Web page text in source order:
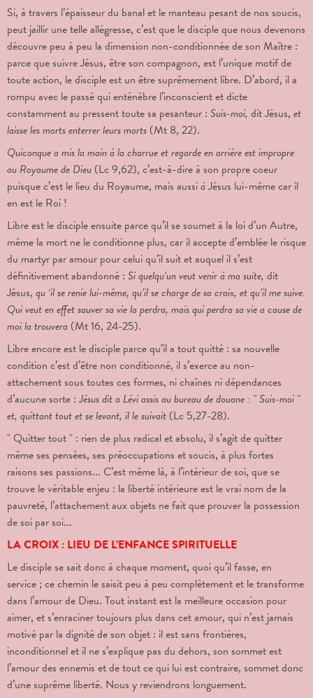
Si, à travers l’épaisseur du banal et le manteau pesant de nos soucis,
peut jaillir une telle allégresse, c’est que le disciple que nous devenons
découvre peu à peu la dimension non-conditionnée de son Maître :
parce que suivre Jésus, être son compagnon, est l’unique motif de
toute action, le disciple est un être suprêmement libre. D’abord, il a
rompu avec le passé qui enténèbre l’inconscient et dicte
constamment au pressent toute sa pesanteur : Suis-moi, dit Jésus, et
laisse les morts enterrer leurs morts (Mt 8, 22).
Quiconque a mis la main à la charrue et regarde en arrière est impropre
au Royaume de Dieu (Lc9,62), c’est-à-dire à son propre coeur
puisque c’est le lieu du Royaume, mais aussiàJésus lui-même car il
en est le Roi !
Libre est le disciple ensuite parce qu’il se soumet à la loi d’un Autre,
même la mort ne le conditionne plus, car il accepte d’emblée le risque
du martyr par amour pour celui qu’il suit et auquel il s’est
définitivement abandonné : Si quelqu’un veut venir à ma suite, dit
Jésus, qu ‘il se renie lui-même, qu’il se charge de sa croix, et qu’il me suive.
Qui veut en effet sauver sa vie la perdra, mais qui perdra sa vie a cause de
moi la trouvera (Mt 16, 24-25).
Libre encore est le disciple parce qu’il a tout quitté : sa nouvelle
condition c’est d’être non conditionné, il s’exerce au non-
attachement sous toutes ces formes, ni chaînes ni dépendances
d’aucune sorte :Jésus dit a Lévi assis au bureau de douane : " Suis-moi "
et, quittant tout et se levant, il le suivait (Lc 5,27-28).
" Quitter tout " : rien de plus radical et absolu, il s’agit de quitter
même ses pensées, ses préoccupations et soucis, à plus fortes
raisons ses passions... C’est même là, à l’intérieur de soi, que se
trouve le véritable enjeu : la liberté intérieure est le vrai nom de la
pauvreté, l’attachement aux objets ne fait que prouver la possession
de soi par soi...
LA CROIX : LIEU DE L’ENFANCE SPIRITUELLE
Le disciple se sait donc à chaque moment, quoi qu’il fasse, en
service ; ce chemin le saisit peu à peu complètement et le transforme
dans l’amour de Dieu. Tout instant est la meilleure occasion pour
aimer, et s’enraciner toujours plus dans cet amour, qui n’est jamais
motivé par la dignité de son objet : il est sans frontières,
inconditionnel et il ne s’explique pas du dehors, son sommet est
l’amour des ennemis et de tout ce qui lui est contraire, sommet donc
d’une suprême liberté. Nous y reviendrons longuement.